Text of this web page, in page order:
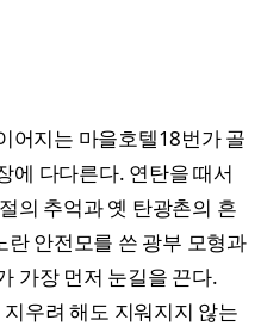
어지는 마을호텔18번가 골
에 다다른다. 연탄을 때서
의 추억과 옛 탄광촌의 흔
안전모를 쓴 광부 모형과
가장 먼저 눈길을 끈다.
지우려 해도 지워지지 않는